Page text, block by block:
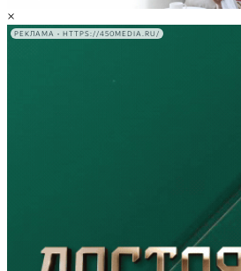
×
РЕКЛАМА • HTTPS://450MEDIA.RU/